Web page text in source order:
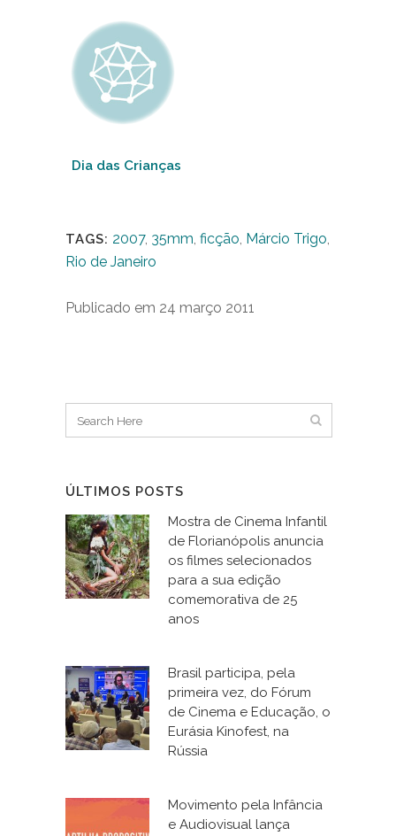
Dia das Crianças
TAGS: 2007, 35mm, ficção, Márcio Trigo,
Rio de Janeiro
Publicado em 24 março 2011
ÚLTIMOS POSTS
Mostra de Cinema Infantil
de Florianópolis anuncia
os filmes selecionados
para a sua edição
comemorativa de 25
anos
Brasil participa, pela
primeira vez, do Fórum
de Cinema e Educação, o
Eurásia Kinofest, na
Rússia
Movimento pela Infância
e Audiovisual lança